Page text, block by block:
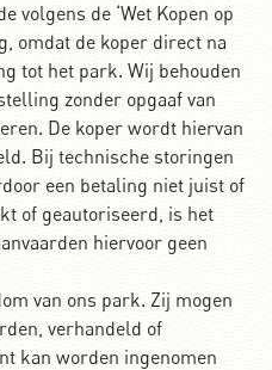
volgens de ‘Wet Kopen op
omdat de koper direct na
tot het park. Wij behouden
zonder opgaaf van
De koper wordt hiervan
Bij technische storingen
een betaling niet juist of
of geautoriseerd, is het
hiervoor geen
van ons park. Zij mogen
verhandeld of
kan worden ingenomen